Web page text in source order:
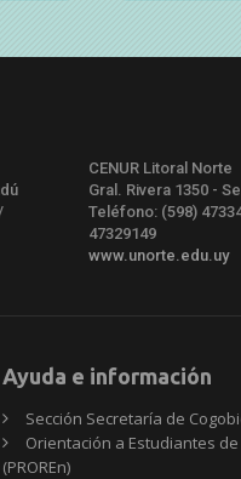
CENUR Litoral Norte
Gral. Rivera 1350 -
Teléfono: (598)
47329149
www.unorte.edu.uy
Ayuda e información
Sección Secretaría de
Orientación a Estudiantes
(PROREn)